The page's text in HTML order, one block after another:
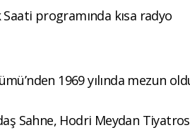
Saati programında kısa radyo
1969 yılında mezun
Sahne, Hodri Meydan